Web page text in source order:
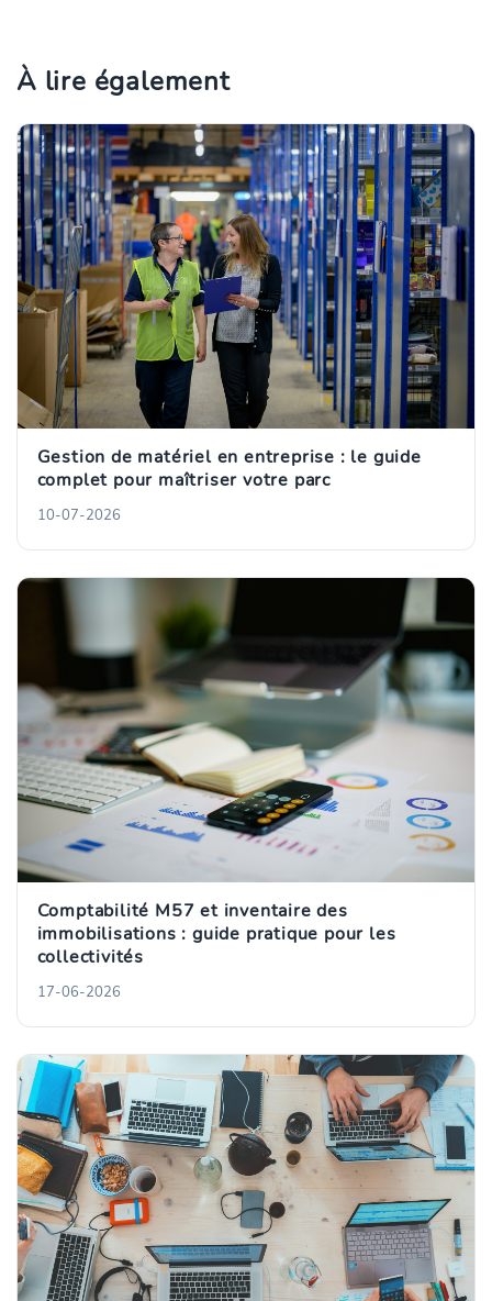
À lire également
Gestion de matériel en entreprise : le guide
complet pour maîtriser votre parc
10-07-2026
Comptabilité M57 et inventaire des
immobilisations : guide pratique pour les
collectivités
17-06-2026